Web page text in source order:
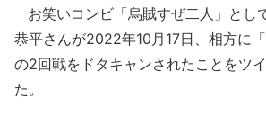
お笑いコンビ「烏賊すぜ二人」とし
恭平さんが2022年10月17日、相方に「
の2回戦をドタキャンされたことをツ
た。